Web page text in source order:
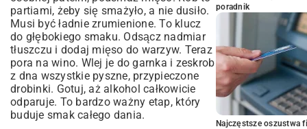
partiami, żeby się smażyło, a nie dusiło.
Musi być ładnie zrumienione. To klucz
do głębokiego smaku. Odsącz nadmiar
tłuszczu i dodaj mięso do warzyw. Teraz
pora na wino. Wlej je do garnka i zeskrob
z dna wszystkie pyszne, przypieczone
drobinki. Gotuj, aż alkohol całkowicie
odparuje. To bardzo ważny etap, który
buduje smak całego dania.
poradnik
Najczęstsze oszustwa